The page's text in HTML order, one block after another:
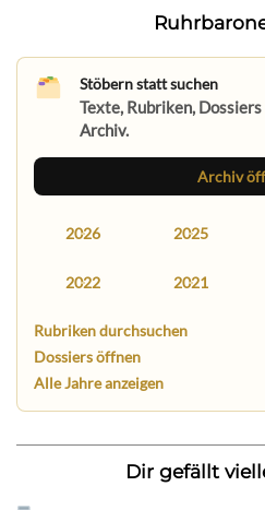
Stöbern statt suchen
Texte, Rubriken,
Archiv.
Archiv
2026 2025
2022 2021
Rubriken durchsuchen
Dossiers öffnen
Alle Jahre anzeigen
Dir gefällt